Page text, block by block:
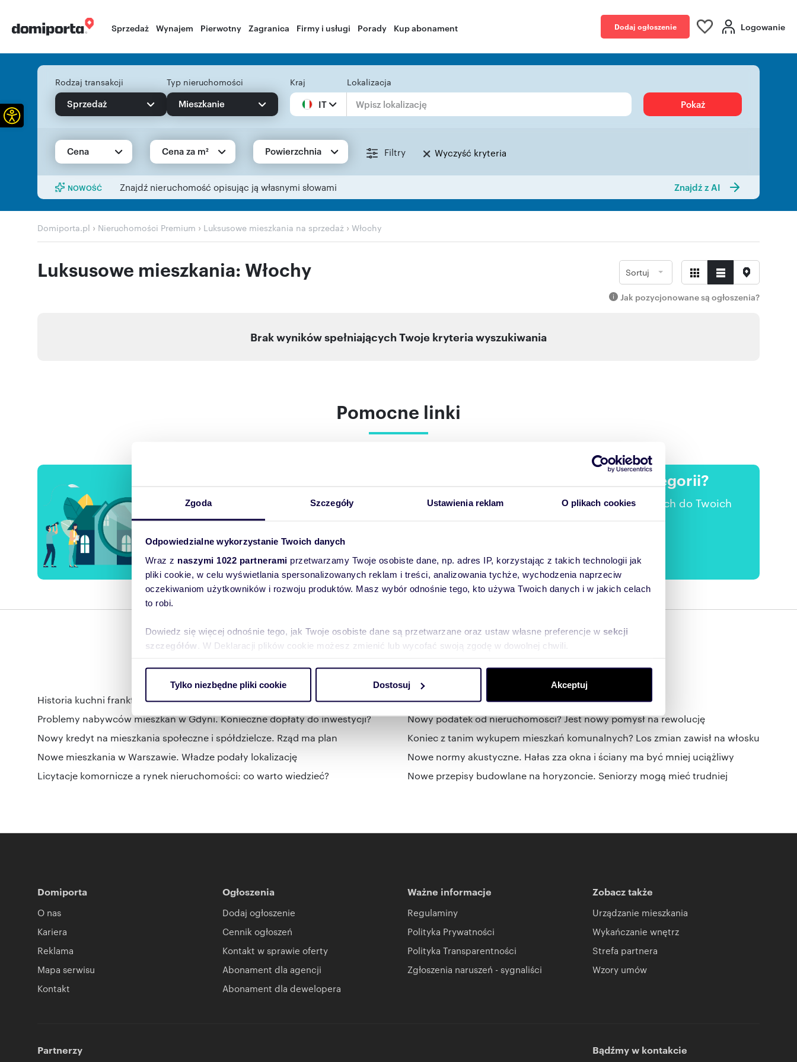
Zgoda Szczegóły Ustawienia reklam O plikach cookies
Odpowiedzialne wykorzystanie Twoich danych
Wraz z naszymi 1022 partnerami przetwarzamy Twoje osobiste dane, np. adres IP, korzystając z takich technologii jak
pliki cookie, w celu wyświetlania spersonalizowanych reklam i treści, analizowania tychże, wychodzenia naprzeciw
oczekiwaniom użytkowników i rozwoju produktów. Masz wybór odnośnie tego, kto używa Twoich danych i w jakich celach
to robi.
Dowiedz się więcej odnośnie tego, jak Twoje osobiste dane są przetwarzane oraz ustaw własne preferencje w sekcji
szczegółów . W Deklaracji plików cookie możesz zmienić lub wycofać swoją zgodę w dowolnej chwili.
ruch w naszej witrynie. Informacje o tym, jak korzystasz z naszej witryny, udostępniamy partnerom społecznościowym,
reklamowym i analitycznym. Partnerzy mogą połączyć te informacje z innymi danymi otrzymanymi od Ciebie lub
uzyskanymi podczas korzystania z ich usług.
Tylko niezbędne pliki cookie Dostosuj Akceptuj
Sprzedaż Wynajem Pierwotny Zagranica Firmy i usługi Porady Kup abonament Dodaj ogłoszenie Logowanie
Rodzaj transakcji
Sprzedaż
Typ nieruchomości
Mieszkanie
Kraj
IT
Lokalizacja
Pokaż
Cena Cena za m² Powierzchnia Filtry Wyczyść kryteria
NOWOŚĆ Znajdź nieruchomość opisując ją własnymi słowami Znajdź z AI
Domiporta.pl › Nieruchomości Premium › Luksusowe mieszkania na sprzedaż › Włochy
Luksusowe mieszkania: Włochy Sortuj
Jak pozycjonowane są ogłoszenia?
Brak wyników spełniających Twoje kryteria wyszukiwania
Pomocne linki
Chcesz otrzymać powiadomienia o nowych ofertach w tej kategorii?
Zostaw swój adres e-mail, a my wyślemy Ci powiadomienie o nowych ofertach pasujących do Twoich
preferencji.
Powiadom o nowych ofertach
Najnowsze artykuły
Historia kuchni frankfurckiej. Zmienia mieszkania do dziś
Koniec meldunku? Zmiany dla wynajmujących
Problemy nabywców mieszkań w Gdyni. Konieczne dopłaty do inwestycji?
Nowy podatek od nieruchomości? Jest nowy pomysł na rewolucję
Nowy kredyt na mieszkania społeczne i spółdzielcze. Rząd ma plan
Koniec z tanim wykupem mieszkań komunalnych? Los zmian zawisł na włosku
Nowe mieszkania w Warszawie. Władze podały lokalizację
Nowe normy akustyczne. Hałas zza okna i ściany ma być mniej uciążliwy
Licytacje komornicze a rynek nieruchomości: co warto wiedzieć?
Nowe przepisy budowlane na horyzoncie. Seniorzy mogą mieć trudniej
Domiporta
O nas
Kariera
Reklama
Mapa serwisu
Kontakt
Ogłoszenia
Dodaj ogłoszenie
Cennik ogłoszeń
Kontakt w sprawie oferty
Abonament dla agencji
Abonament dla dewelopera
Ważne informacje
Regulaminy
Polityka Prywatności
Polityka Transparentności
Zgłoszenia naruszeń - sygnaliści
Zobacz także
Urządzanie mieszkania
Wykańczanie wnętrz
Strefa partnera
Wzory umów
Partnerzy Bądźmy w kontakcie
Otwórz pasek narzędzi